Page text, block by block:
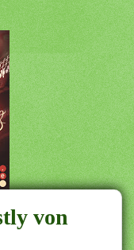
von